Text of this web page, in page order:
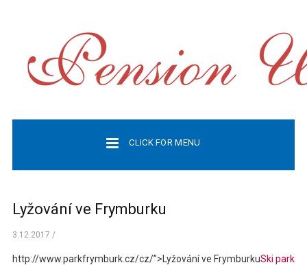
CLICK FOR MENU
Lyžování ve Frymburku
3.12.2017 /
http://www.parkfrymburk.cz/cz/”>Lyžování ve FrymburkuSki park